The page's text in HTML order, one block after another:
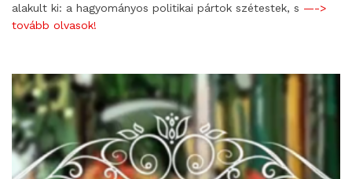
alakult ki: a hagyományos politikai pártok szétestek, s —->
tovább olvasok!